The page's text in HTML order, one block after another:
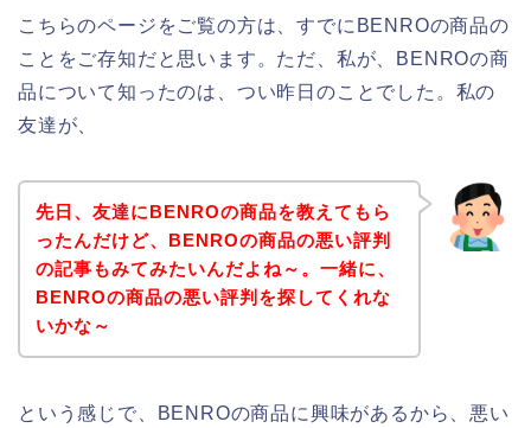
こちらのページをご覧の方は、すでにBENROの商品の
ことをご存知だと思います。ただ、私が、BENROの商
品について知ったのは、つい昨日のことでした。私の
友達が、
先日、友達にBENROの商品を教えてもら
ったんだけど、BENROの商品の悪い評判
の記事もみてみたいんだよね～。一緒に、
BENROの商品の悪い評判を探してくれな
いかな～
という感じで、BENROの商品に興味があるから、悪い